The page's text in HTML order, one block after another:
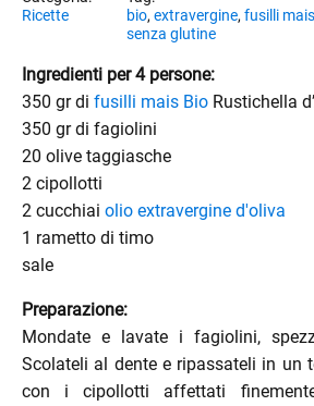
Ricette bio, extravergine, fusilli mais
senza glutine
Ingredienti per 4 persone:
350 gr di fusilli mais Bio Rustichella
350 gr di fagiolini
20 olive taggiasche
2 cipollotti
2 cucchiai olio extravergine d'oliva
1 rametto di timo
sale
Preparazione:
Mondate e lavate i fagiolini,
Scolateli al dente e ripassateli in un
con i cipollotti affettati